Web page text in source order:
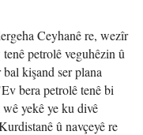
Ceyhanê re, wezîr
petrolê veguhêzin û
kişand ser plana
bera petrolê tenê bi
yekê ye ku divê
û navçeyê re